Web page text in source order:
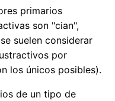
primarios
son "cian",
suelen considerar
por
los únicos posibles).
de un tipo de